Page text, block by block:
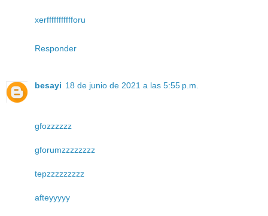
xerffffffffffforu
Responder
besayi 18 de junio de 2021 a las 5:55 p.m.
gfozzzzzz
gforumzzzzzzzz
tepzzzzzzzzz
afteyyyyy